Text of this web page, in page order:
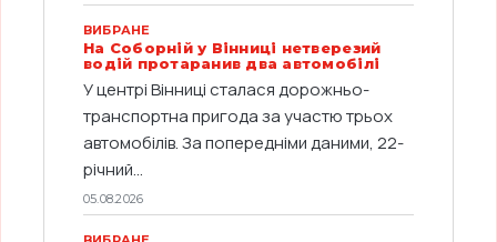
ВИБРАНЕ
На Соборній у Вінниці нетверезий
водій протаранив два автомобілі
У центрі Вінниці сталася дорожньо-
транспортна пригода за участю трьох
автомобілів. За попередніми даними, 22-
річний...
05.08.2026